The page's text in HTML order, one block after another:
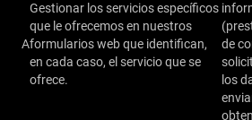
A
Gestionar los servicios específicos
que le ofrecemos en nuestros
formularios web que identifican,
en cada caso, el servicio que se
ofrece.
de
los